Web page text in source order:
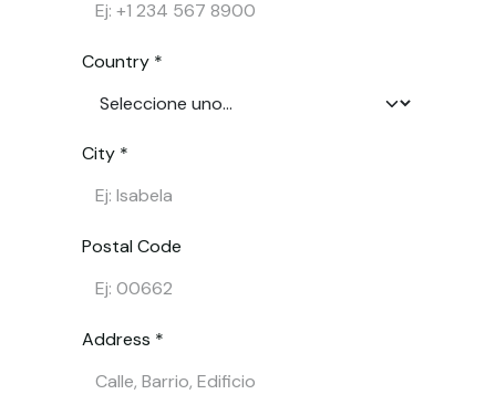
Country *
City *
Postal Code
Address *